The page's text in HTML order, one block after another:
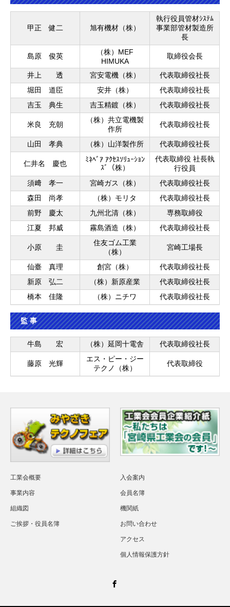
甲正 健二 旭有機材（株）
執行役員管材ｼｽﾃﾑ
事業部管材製造所
長
島原 俊英
（株）MEF
HIMUKA
取締役会長
井上 透 宮安電機（株）
代表取締役社長
堀田 道臣
安井（株）
代表取締役社長
吉玉 典生
吉玉精鍍（株） 代表取締役社長
米良 充朝
（株）共立電機製
作所
代表取締役社長
山田 孝典 （株）山洋製作所 代表取締役社長
仁井名 慶也
ﾐﾈﾍﾞｱ ｱｸｾｽｿﾘｭｰｼｮﾝ
ｽﾞ（株）
代表取締役 社長執
行役員
須﨑 孝一
宮崎ガス（株）
代表取締役社長
森田 尚孝
（株）モリタ
代表取締役社長
前野 慶太
九州北清（株）
専務取締役
江夏 邦威
霧島酒造（株） 代表取締役社長
小原 圭
住友ゴム工業
（株）
宮崎工場長
仙臺 真理 創宮（株）
代表取締役社長
新原 弘二
（株）新原産業
代表取締役社長
橋本 佳隆
（株）ニチワ 代表取締役社長
監 事
牛島 宏 （株）延岡十電舎 代表取締役社長
藤原 光輝
エス・ピー・ジー
テクノ（株）
代表取締役
工業会概要
事業内容
組織図
ご挨拶・役員名簿
入会案内
会員名簿
機関紙
お問い合わせ
アクセス
個人情報保護方針